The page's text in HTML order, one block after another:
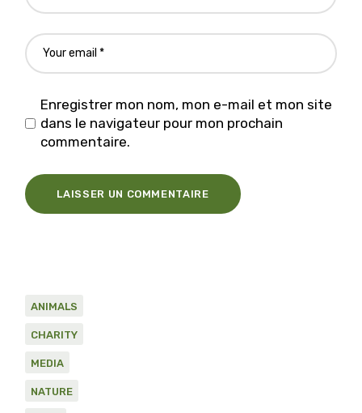
Enregistrer mon nom, mon e-mail et mon site
dans le navigateur pour mon prochain
commentaire.
LAISSER UN COMMENTAIRE
ANIMALS
CHARITY
MEDIA
NATURE